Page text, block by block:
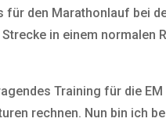
für den Marathonlauf bei
in einem normalen
Training für die
rechnen. Nun bin ich